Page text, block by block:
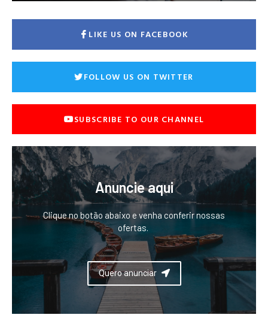
LIKE US ON FACEBOOK
FOLLOW US ON TWITTER
SUBSCRIBE TO OUR CHANNEL
Anuncie aqui
Clique no botão abaixo e venha conferir nossas
ofertas.
Quero anunciar